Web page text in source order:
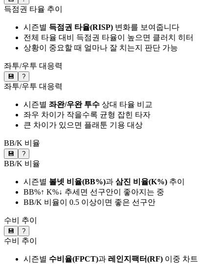
득점권 타율 추이
시즌별 득점권 타율(RISP) 변화를 보여줍니다
전체 타율 대비 득점권 타율이 높으면 클러치 히터
상황이 중요할 때 얼마나 잘 치는지 판단 가능
좌투/우투 대응력
💾 ?
좌투/우투 대응력
시즌별 좌완/우완 투수 상대 타율 비교
좌우 차이가 작을수록 균형 잡힌 타자
큰 차이가 있으면 플래툰 기용 대상
BB/K 비율
💾 ?
BB/K 비율
시즌별 볼넷 비율(BB%)과 삼진 비율(K%) 추이
BB%↑ K%↓ 추세면 선구안이 좋아지는 중
BB/K 비율이 0.5 이상이면 좋은 선구안
수비 추이
💾 ?
수비 추이
시즌별 수비율(FPCT)과 레인지팩터(RF) 이중 차트